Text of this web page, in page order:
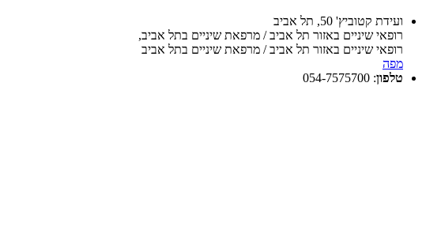
ועידת קטוביץ' 50, תל אביב
רופאי שיניים באזור תל אביב / מרפאת שיניים בתל אביב,
רופאי שיניים באזור תל אביב / מרפאת שיניים בתל אביב
מפה
טלפון:
054-7575700